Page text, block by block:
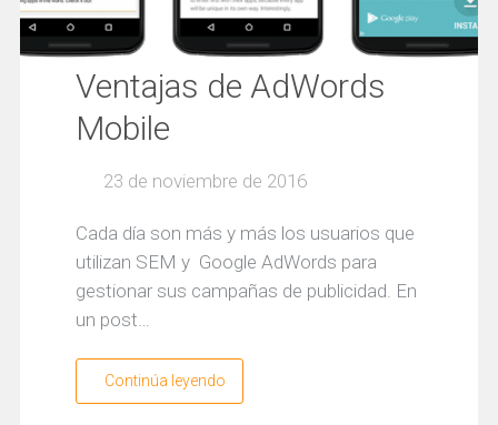
Ventajas de AdWords
Mobile
23 de noviembre de 2016
Cada día son más y más los usuarios que
utilizan SEM y Google AdWords para
gestionar sus campañas de publicidad. En
un post…
Continúa leyendo